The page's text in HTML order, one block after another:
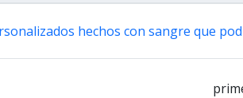
hechos con sangre que